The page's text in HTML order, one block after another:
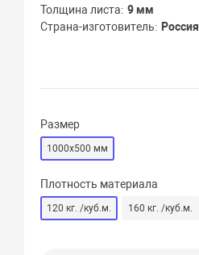
Толщина листа 9 мм
Страна-изготовитель
Россия
Размер
1000x500 мм
Плотность материала
120 кг. /куб.м. 160 кг. /куб.м.